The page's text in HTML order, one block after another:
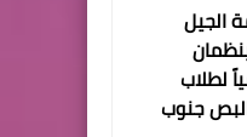
الجيل
لطلاب
جنوب